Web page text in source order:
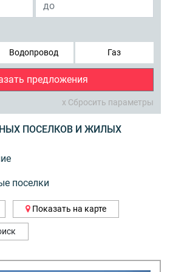
Водопровод Газ
предложения
x Сбросить параметры
ПОСЕЛКОВ И ЖИЛЫХ
поселки
Показать на карте